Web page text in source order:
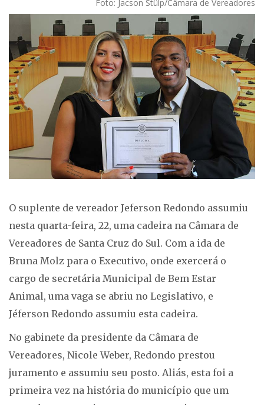
Foto: Jacson Stülp/Câmara de Vereadores
O suplente de vereador Jeferson Redondo assumiu
nesta quarta-feira, 22, uma cadeira na Câmara de
Vereadores de Santa Cruz do Sul. Com a ida de
Bruna Molz para o Executivo, onde exercerá o
cargo de secretária Municipal de Bem Estar
Animal, uma vaga se abriu no Legislativo, e
Jéferson Redondo assumiu esta cadeira.
No gabinete da presidente da Câmara de
Vereadores, Nicole Weber, Redondo prestou
juramento e assumiu seu posto. Aliás, esta foi a
primeira vez na história do município que um